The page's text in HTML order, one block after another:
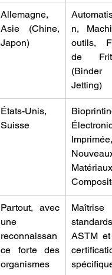
Allemagne,
Asie (Chine,
Japon)
n,
outils,
de
(Binder
Jetting)
États-Unis,
Suisse
Imprimée,
Nouveaux
Matériaux
Partout, avec
une
reconnaissan
ce forte des
organismes
Maîtrise
standards
ASTM et